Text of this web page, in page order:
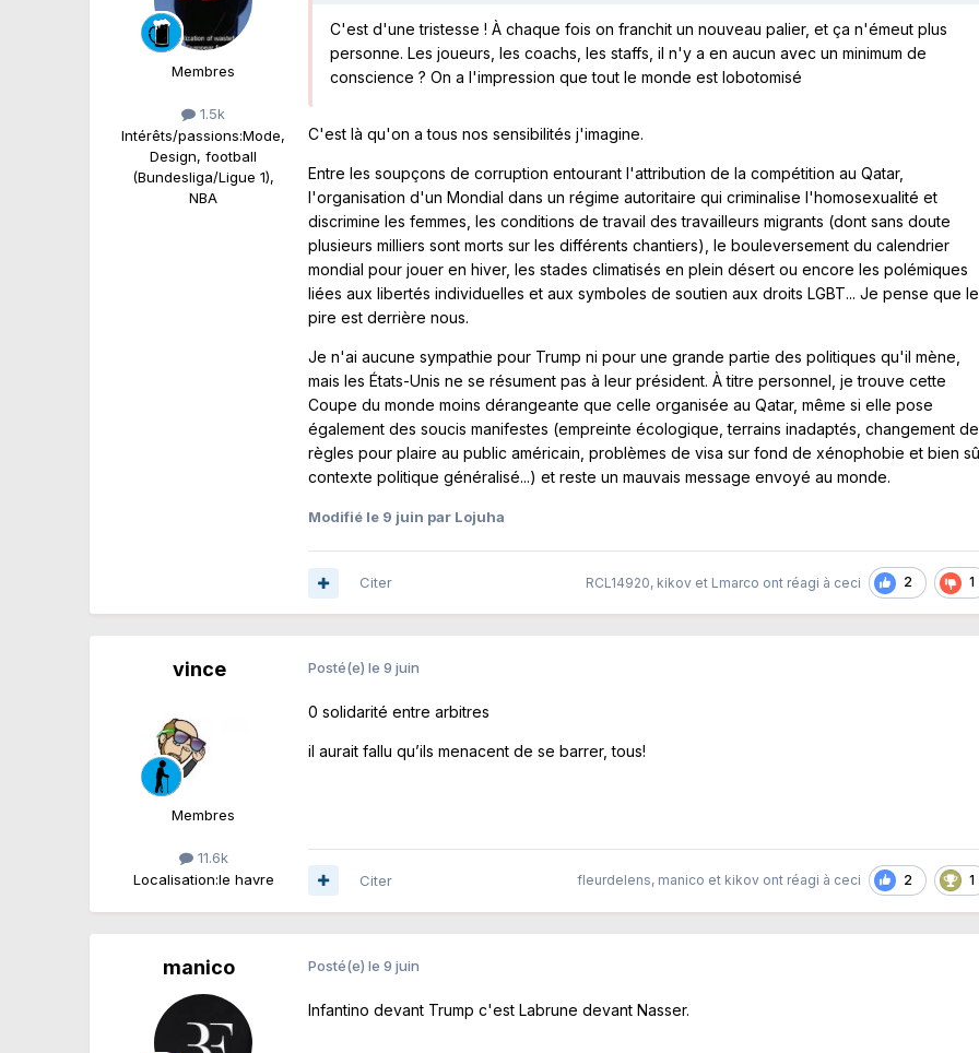
Membres
1.5k
Intérêts/passions:Mode,
Design, football
(Bundesliga/Ligue 1),
NBA
C'est d'une tristesse ! À chaque fois on franchit un nouveau palier, et ça n'émeut plus
personne. Les joueurs, les coachs, les staffs, il n'y a en aucun avec un minimum de
conscience ? On a l'impression que tout le monde est lobotomisé
C'est là qu'on a tous nos sensibilités j'imagine.
Entre les soupçons de corruption entourant l'attribution de la compétition au Qatar,
l'organisation d'un Mondial dans un régime autoritaire qui criminalise l'homosexualité et
discrimine les femmes, les conditions de travail des travailleurs migrants (dont sans doute
plusieurs milliers sont morts sur les différents chantiers), le bouleversement du calendrier
mondial pour jouer en hiver, les stades climatisés en plein désert ou encore les polémiques
liées aux libertés individuelles et aux symboles de soutien aux droits LGBT... Je pense que le
pire est derrière nous.
Je n'ai aucune sympathie pour Trump ni pour une grande partie des politiques qu'il mène,
mais les États-Unis ne se résument pas à leur président. À titre personnel, je trouve cette
Coupe du monde moins dérangeante que celle organisée au Qatar, même si elle pose
également des soucis manifestes (empreinte écologique, terrains inadaptés, changement de
règles pour plaire au public américain, problèmes de visa sur fond de xénophobie et bien
contexte politique généralisé...) et reste un mauvais message envoyé au monde.
Modifié le 9 juin par Lojuha
RCL14920, kikov et Lmarco ont réagi à ceci 2 1
Citer
vince
Membres
11.6k
Localisation:le havre
Posté(e)le 9 juin
0 solidarité entre arbitres
il aurait fallu qu’ils menacent de se barrer, tous!
fleurdelens, manico et kikov ont réagi à ceci 2 1
Citer
manico Posté(e)le 9 juin
Infantino devant Trump c'est Labrune devant Nasser.